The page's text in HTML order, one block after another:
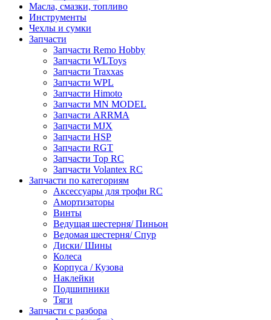
Масла, смазки, топливо
Инструменты
Чехлы и сумки
Запчасти
Запчасти Remo Hobby
Запчасти WLToys
Запчасти Traxxas
Запчасти WPL
Запчасти Himoto
Запчасти MN MODEL
Запчасти ARRMA
Запчасти MJX
Запчасти HSP
Запчасти RGT
Запчасти Top RC
Запчасти Volantex RC
Запчасти по категориям
Аксессуары для трофи RC
Амортизаторы
Винты
Ведущая шестерня/ Пиньон
Ведомая шестерня/ Спур
Диски/ Шины
Колеса
Корпуса / Кузова
Наклейки
Подшипники
Тяги
Запчасти с разбора